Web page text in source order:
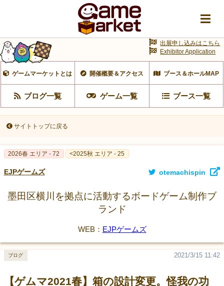
ゲームマーケットとは 開催概要＆アクセス ブース＆ホールMAP
ブログ一覧 ゲーム一覧 ブース一覧
出展申し込みはこちら
Exhibitor Application
サイトトップに戻る
2026春 エリア - 72 <2025秋 エリア - 25
EJPゲームズ otemachispin
墨田区横川を拠点に活動するボードゲーム制作ブ
ランド
WEB： EJPゲームズ
【ゲムマ2021春】箱の設計変更。怪我の功
2021/3/15 11:42
ブログ